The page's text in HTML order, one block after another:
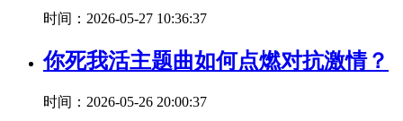
时间：2026-05-27 10:36:37
你死我活主题曲如何点燃对抗激情？
时间：2026-05-26 20:00:37